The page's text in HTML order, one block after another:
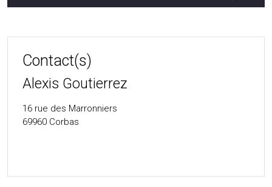
Contact(s)
Alexis Goutierrez
16 rue des Marronniers
69960 Corbas